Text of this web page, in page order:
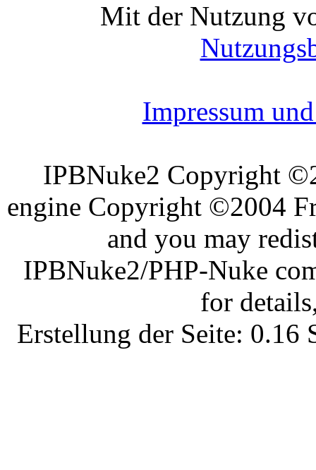
Mit der Nutzung
Impressum
IPBNuke2 Copyright
engine Copyright ©2004
and you may
IPBNuke2/PHP-Nuke
for
Erstellung der Seite: 0.16